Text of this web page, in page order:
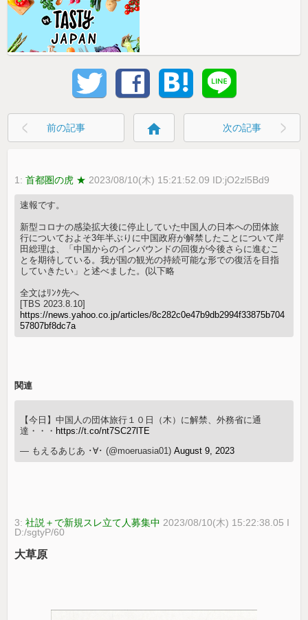
前の記事 home 次の記事
1:首都圏の虎 ★ 2023/08/10(木) 15:21:52.09 ID:jO2zl5Bd9
速報です。
新型コロナの感染拡大後に停止していた中国人の日本への団体旅
行についておよそ3年半ぶりに中国政府が解禁したことについて岸
田総理は、「中国からのインバウンドの回復が今後さらに進むこ
とを期待している。我が国の観光の持続可能な形での復活を目指
していきたい」と述べました。(以下略
全文はﾘﾝｸ先へ
[TBS 2023.8.10]
https://news.yahoo.co.jp/articles/8c282c0e47b9db2994f33875b704
57807bf8dc7a
関連
【今日】中国人の団体旅行１０日（木）に解禁、外務省に通
達・・・ https://t.co/nt7SC27lTE
— もえるあじあ ･∀･ (@moeruasia01)August 9, 2023
3:社説＋で新規スレ立て人募集中 2023/08/10(木) 15:22:38.05 I
D:/sgtyP/60
大草原